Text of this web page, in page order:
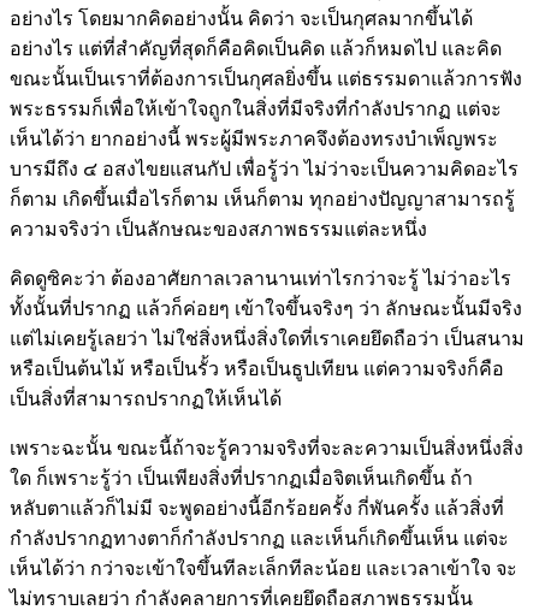
อย่างไร โดยมากคิดอย่างนั้น คิดว่า จะเป็นกุศลมากขึ้นได้
อย่างไร แต่ที่สำคัญที่สุดก็คือคิดเป็นคิด แล้วก็หมดไป และคิด
ขณะนั้นเป็นเราที่ต้องการเป็นกุศลยิ่งขึ้น แต่ธรรมดาแล้วการฟัง
พระธรรมก็เพื่อให้เข้าใจถูกในสิ่งที่มีจริงที่กำลังปรากฏ แต่จะ
เห็นได้ว่า ยากอย่างนี้ พระผู้มีพระภาคจึงต้องทรงบำเพ็ญพระ
บารมีถึง ๔ อสงไขยแสนกัป เพื่อรู้ว่า ไม่ว่าจะเป็นความคิดอะไร
ก็ตาม เกิดขึ้นเมื่อไรก็ตาม เห็นก็ตาม ทุกอย่างปัญญาสามารถรู้
ความจริงว่า เป็นลักษณะของสภาพธรรมแต่ละหนึ่ง
คิดดูซิคะว่า ต้องอาศัยกาลเวลานานเท่าไรกว่าจะรู้ ไม่ว่าอะไร
ทั้งนั้นที่ปรากฏ แล้วก็ค่อยๆ เข้าใจขึ้นจริงๆ ว่า ลักษณะนั้นมีจริง
แต่ไม่เคยรู้เลยว่า ไม่ใช่สิ่งหนึ่งสิ่งใดที่เราเคยยึดถือว่า เป็นสนาม
หรือเป็นต้นไม้ หรือเป็นรั้ว หรือเป็นธูปเทียน แต่ความจริงก็คือ
เป็นสิ่งที่สามารถปรากฏให้เห็นได้
เพราะฉะนั้น ขณะนี้ถ้าจะรู้ความจริงที่จะละความเป็นสิ่งหนึ่งสิ่ง
ใด ก็เพราะรู้ว่า เป็นเพียงสิ่งที่ปรากฏเมื่อจิตเห็นเกิดขึ้น ถ้า
หลับตาแล้วก็ไม่มี จะพูดอย่างนี้อีกร้อยครั้ง กี่พันครั้ง แล้วสิ่งที่
กำลังปรากฏทางตาก็กำลังปรากฏ และเห็นก็เกิดขึ้นเห็น แต่จะ
เห็นได้ว่า กว่าจะเข้าใจขึ้นทีละเล็กทีละน้อย และเวลาเข้าใจ จะ
ไม่ทราบเลยว่า กำลังคลายการที่เคยยึดถือสภาพธรรมนั้น